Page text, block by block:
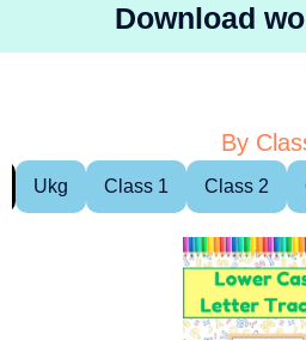
Download
By
Ukg Class 1 Class 2